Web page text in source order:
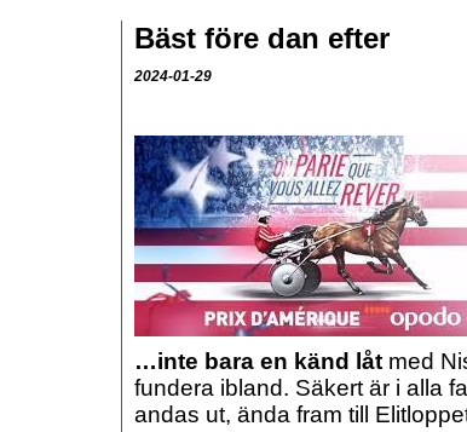
Bäst före dan efter
2024-01-29
…inte bara en känd låt med
fundera ibland. Säkert är i alla
andas ut, ända fram till